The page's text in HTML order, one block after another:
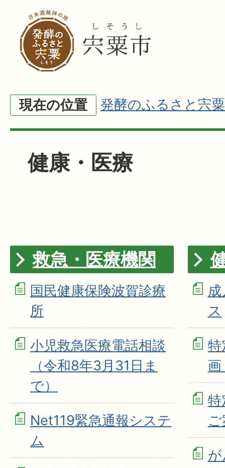
現在の位置 発酵のふるさと宍粟
健康・医療
救急・医療機関
国民健康保険波賀診療
所
小児救急医療電話相談
（令和8年3月31日ま
で）
Net119緊急通報システ
ム
ス
特
特